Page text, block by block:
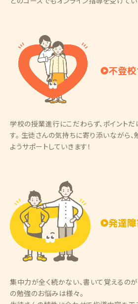
不登
学校の授業進行にこだわらず、ポイント
す。 生徒さんの気持ちに寄り添いながら
ようサポートしていきます！
発達
集中力が全く続かない、書いて覚えるの
の勉強のお悩みは様々。